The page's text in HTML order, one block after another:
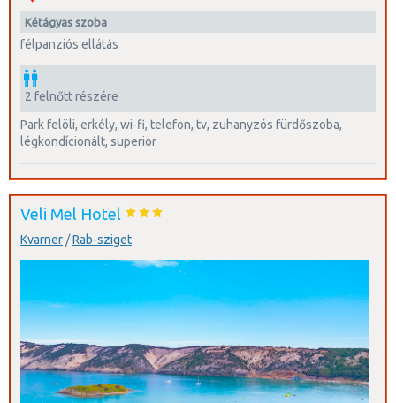
kétágyas szoba
félpanziós ellátás
2 felnőtt részére
park felöli, erkély, wi-fi, telefon, tv, zuhanyzós fürdőszoba,
légkondícionált, superior
Veli Mel Hotel
Kvarner/Rab-sziget